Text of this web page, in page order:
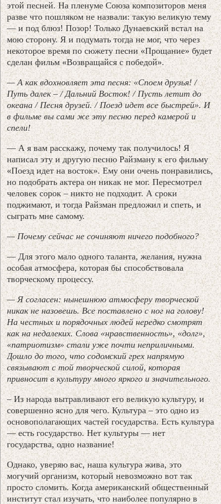
этой песней. На пленуме Союза композиторов меня
разве что пошляком не назвали: такую великую тему
— и под блюз! Позор! Только Дунаевский встал на
мою сторону. Я и подумать тогда не мог, что через
некоторое время по сюжету песни «Прощание» будет
сделан фильм «Возвращайся с победой».
— А как вдохновляет эта песня: «Споем друзья! /
Путь далек – / Дальний Восток! / Пусть летит до
океана / Песня друзей. / Поезд идет все быстрей». И
в фильме вы сами же эту песню перед камерой и
спели!
— А я вам расскажу, почему так получилось! Я
написал эту и другую песню Райзману к его фильму
«Поезд идет на восток». Ему они очень понравились,
но подобрать актера он никак не мог. Пересмотрел
человек сорок – никто не подходит. А сроки
поджимают, и тогда Райзман предложил и спеть, и
сыграть мне самому.
— Почему сейчас не сочиняют ничего подобного?
— Для этого мало одного таланта, желания, нужна
особая атмосфера, которая бы способствовала
творческому процессу.
— Я согласен: нынешнюю атмосферу творческой
никак не назовешь. Все поставлено с ног на голову!
На честных и порядочных людей нередко смотрят
как на недалеких. Слова «нравственность», «долг»,
«патриотизм» стали уже почти неприличными.
Дошло до того, что содомский грех напрямую
связывают с той творческой силой, которая
привносит в культуру много яркого и значительного.
– Из народа вытравливают его великую культуру, и
совершенно ясно для чего. Культура – это одно из
основополагающих частей государства. Есть культура
— есть государство. Нет культуры — нет
государства, одно название!
Однако, уверяю вас, наша культура жива, это
могучий организм, который невозможно вот так
просто сломить. Когда американский общественный
институт стал изучать, что наиболее популярно в